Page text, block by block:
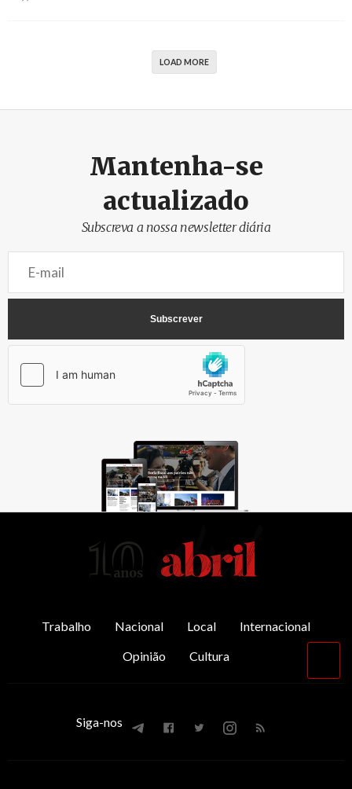
LOAD MORE
Mantenha-se
actualizado
Subscreva a nossa newsletter diária
Trabalho Nacional Local
Internacional
Opinião
Cultura
Siga-nos